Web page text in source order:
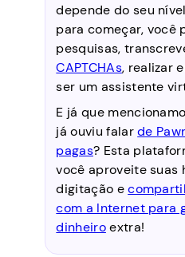
depende do seu
para começar, você
pesquisas,
CAPTCHAs, realizar
ser um assistente
E já que
já ouviu falarde
pagas? Esta
você aproveite suas
digitação e
com a Internet para
dinheiroextra!